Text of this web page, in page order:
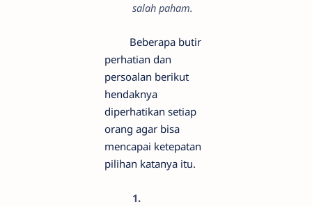
salah paham.
Beberapa butir
perhatian dan
persoalan berikut
hendaknya
diperhatikan setiap
orang agar bisa
mencapai ketepatan
pilihan katanya itu.
1.